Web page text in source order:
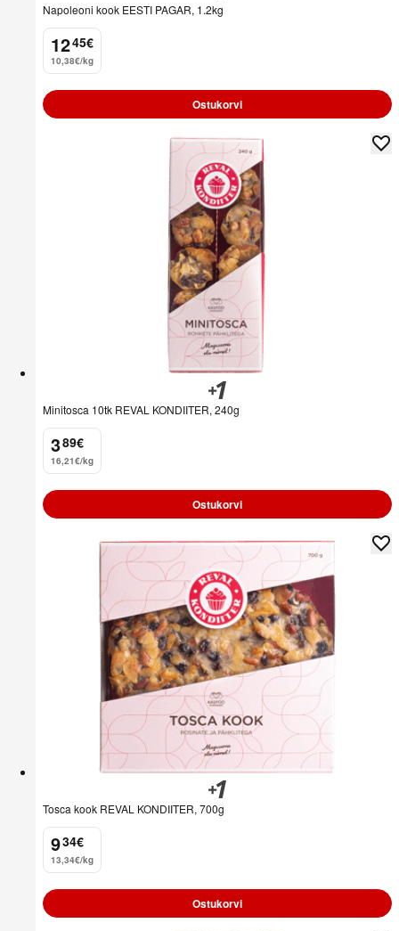
Napoleoni kook EESTI PAGAR, 1.2kg
12
. 45€
10,38€/kg
Ostukorvi
Minitosca 10tk REVAL KONDIITER, 240g
3
. 89€
16,21€/kg
Ostukorvi
Tosca kook REVAL KONDIITER, 700g
9
. 34€
13,34€/kg
Ostukorvi